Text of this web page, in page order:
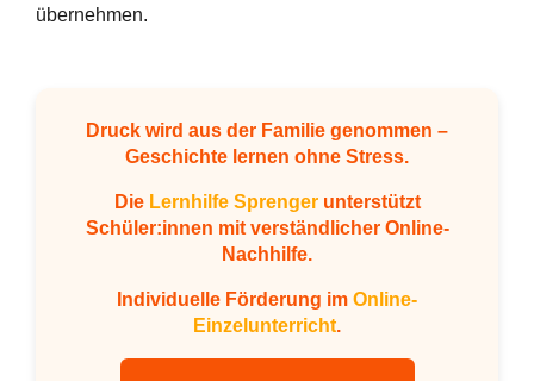
übernehmen.
Druck wird aus der Familie genommen –
Geschichte lernen ohne Stress.
Die Lernhilfe Sprengerunterstützt
Schüler:innen mit verständlicher Online-
Nachhilfe.
Individuelle Förderung im Online-
Einzelunterricht.